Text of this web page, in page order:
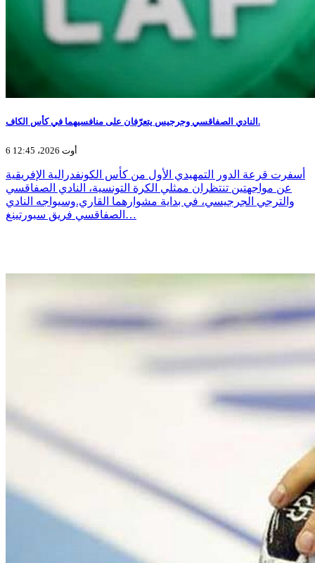
النادي الصفاقسي وجرجيس يتعرّفان على منافسيهما في كأس الكاف.
6 أوت 2026، 12:45
أسفرت قرعة الدور التمهيدي الأول من كأس الكونفدرالية الإفريقية
عن مواجهتين تنتظران ممثلي الكرة التونسية، النادي الصفاقسي
والترجي الجرجيسي، في بداية مشوارهما القاري.وسيواجه النادي
الصفاقسي فريق سبورتينغ…